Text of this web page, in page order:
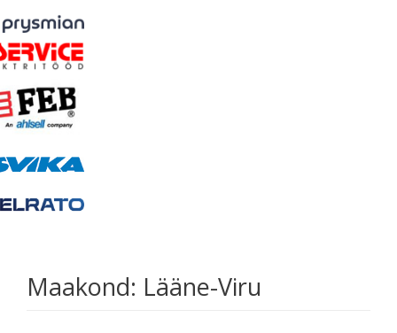
Maakond: Lääne-Viru